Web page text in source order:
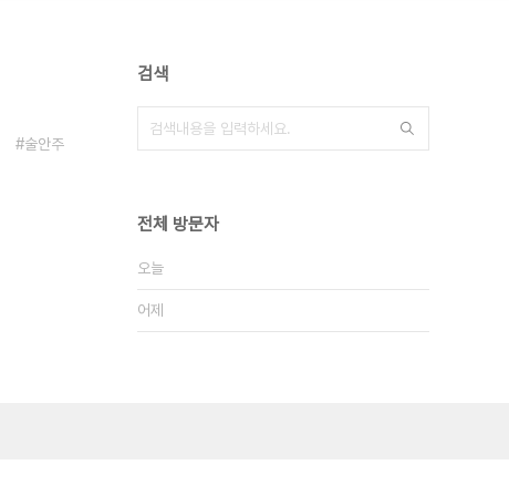
술안주
검색
전체 방문자
오늘
어제